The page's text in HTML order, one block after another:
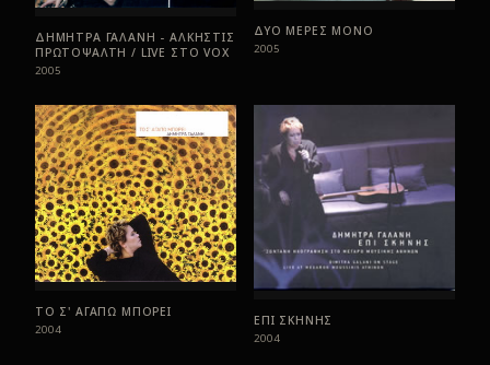
ΔΗΜΗΤΡΑ ΓΑΛΑΝΗ - ΑΛΚΗΣΤΙΣ
ΠΡΩΤΟΨΑΛΤΗ / LIVE ΣTO VOX
2005
ΔΥΟ ΜΕΡΕΣ ΜΟΝΟ
2005
ΤΟ Σ' ΑΓΑΠΩ ΜΠΟΡΕΙ
2004
ΕΠΙ ΣΚΗΝΗΣ
2004